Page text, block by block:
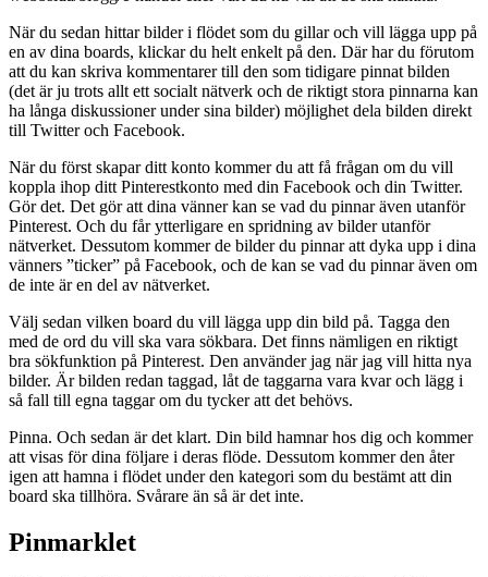
När du sedan hittar bilder i flödet som du gillar och vill lägga upp på
en av dina boards, klickar du helt enkelt på den. Där har du förutom
att du kan skriva kommentarer till den som tidigare pinnat bilden
(det är ju trots allt ett socialt nätverk och de riktigt stora pinnarna kan
ha långa diskussioner under sina bilder) möjlighet dela bilden direkt
till Twitter och Facebook.
När du först skapar ditt konto kommer du att få frågan om du vill
koppla ihop ditt Pinterestkonto med din Facebook och din Twitter.
Gör det. Det gör att dina vänner kan se vad du pinnar även utanför
Pinterest. Och du får ytterligare en spridning av bilder utanför
nätverket. Dessutom kommer de bilder du pinnar att dyka upp i dina
vänners ”ticker” på Facebook, och de kan se vad du pinnar även om
de inte är en del av nätverket.
Välj sedan vilken board du vill lägga upp din bild på. Tagga den
med de ord du vill ska vara sökbara. Det finns nämligen en riktigt
bra sökfunktion på Pinterest. Den använder jag när jag vill hitta nya
bilder. Är bilden redan taggad, låt de taggarna vara kvar och lägg i
så fall till egna taggar om du tycker att det behövs.
Pinna. Och sedan är det klart. Din bild hamnar hos dig och kommer
att visas för dina följare i deras flöde. Dessutom kommer den åter
igen att hamna i flödet under den kategori som du bestämt att din
board ska tillhöra. Svårare än så är det inte.
Pinmarklet